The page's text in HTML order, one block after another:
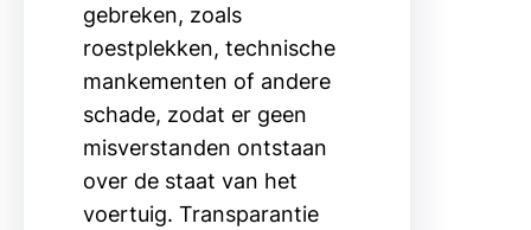
gebreken, zoals
roestplekken, technische
mankementen of andere
schade, zodat er geen
misverstanden ontstaan
over de staat van het
voertuig. Transparantie